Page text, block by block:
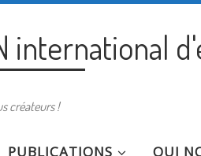
international
créateurs !
PUBLICATIONS QUI